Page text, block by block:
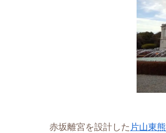
赤坂離宮を設計した 片山東熊